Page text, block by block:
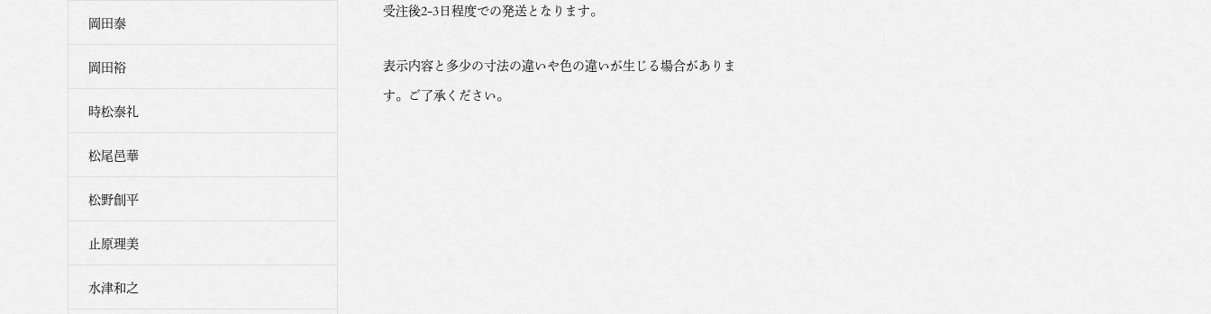
受注後2-3日程度での発送となります。
表示内容と多少の寸法の違いや色の違いが生じる場合がありま
す。ご了承ください。
岡田泰
岡田裕
時松泰礼
松尾邑華
松野創平
止原理美
水津和之